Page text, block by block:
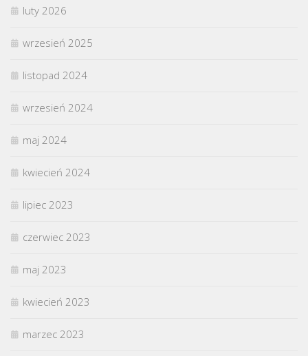
luty 2026
wrzesień 2025
listopad 2024
wrzesień 2024
maj 2024
kwiecień 2024
lipiec 2023
czerwiec 2023
maj 2023
kwiecień 2023
marzec 2023